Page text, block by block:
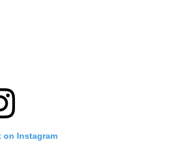
on Instagram